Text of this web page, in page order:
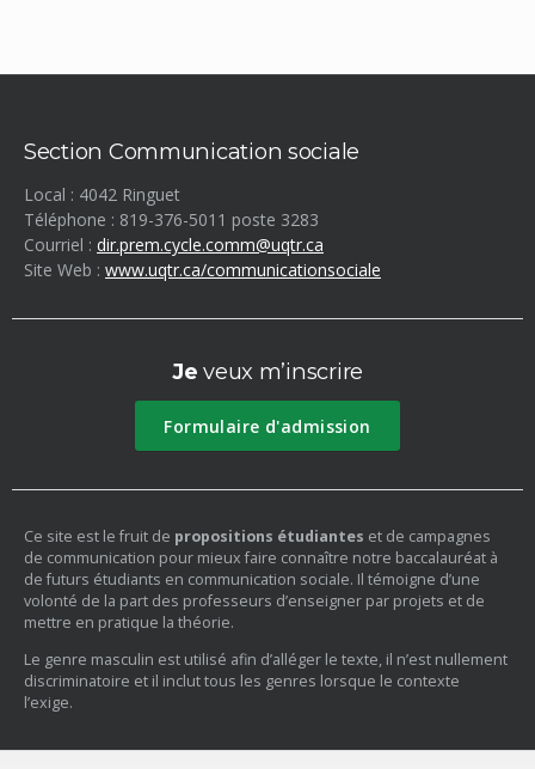
Section Communication sociale
Local : 4042 Ringuet
Téléphone : 819-376-5011 poste 3283
Courriel : dir.prem.cycle.comm@uqtr.ca
Site Web : www.uqtr.ca/communicationsociale
Je veux m’inscrire
Formulaire d'admission
(nouvelle
Ce site est le fruit de propositions étudiantes et de campagnes
de communication pour mieux faire connaître notre baccalauréat à
de futurs étudiants en communication sociale. Il témoigne d’une
volonté de la part des professeurs d’enseigner par projets et de
mettre en pratique la théorie.
Le genre masculin est utilisé afin d’alléger le texte, il n’est nullement
discriminatoire et il inclut tous les genres lorsque le contexte
l’exige.